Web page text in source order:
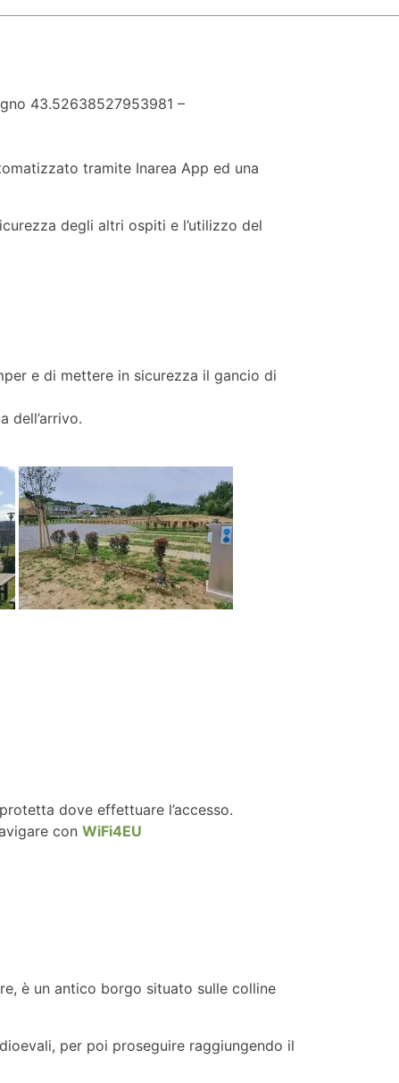
43.52638527953981 –
tramite Inarea App ed una
degli altri ospiti e l’utilizzo del
e di mettere in sicurezza il gancio di
dell’arrivo.
dove effettuare l’accesso.
con WiFi4EU
è un antico borgo situato sulle colline
per poi proseguire raggiungendo il